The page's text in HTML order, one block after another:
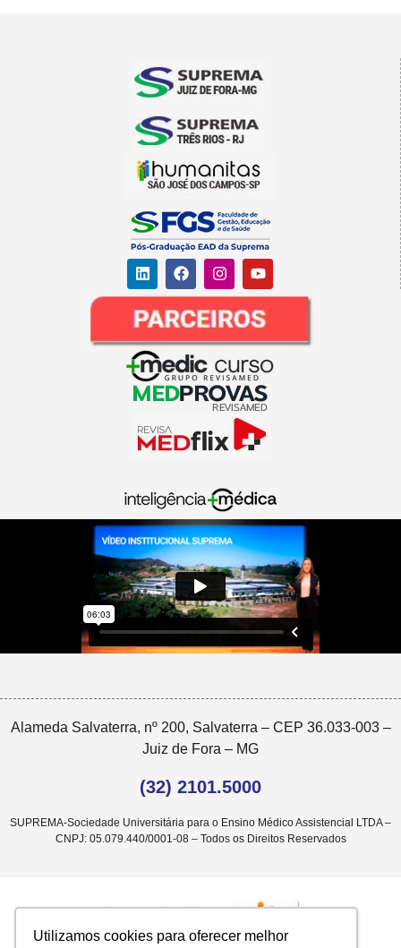
Utilizamos cookies para oferecer melhor
Alameda Salvaterra, nº 200, Salvaterra – CEP 36.033-003 –
Juiz de Fora – MG
(32) 2101.5000
SUPREMA-Sociedade Universitária para o Ensino Médico Assistencial LTDA –
CNPJ: 05.079.440/0001-08 – Todos os Direitos Reservados